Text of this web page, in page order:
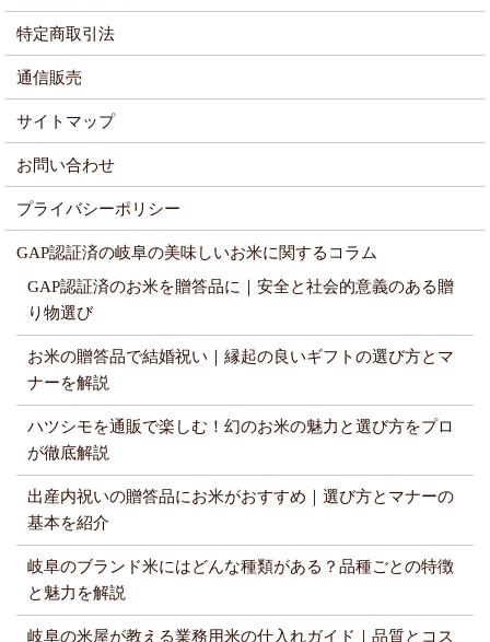
特定商取引法
通信販売
サイトマップ
お問い合わせ
プライバシーポリシー
GAP認証済の岐阜の美味しいお米に関するコラム
GAP認証済のお米を贈答品に｜安全と社会的意義のある贈
り物選び
お米の贈答品で結婚祝い｜縁起の良いギフトの選び方とマ
ナーを解説
ハツシモを通販で楽しむ！幻のお米の魅力と選び方をプロ
が徹底解説
出産内祝いの贈答品にお米がおすすめ｜選び方とマナーの
基本を紹介
岐阜のブランド米にはどんな種類がある？品種ごとの特徴
と魅力を解説
岐阜の米屋が教える業務用米の仕入れガイド｜品質とコス